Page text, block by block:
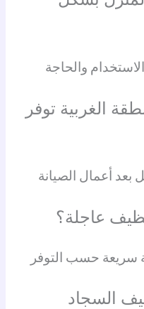
الغربية توفر
أعمال الصيانة
عاجلة؟
سريعة حسب التوفر
السجاد